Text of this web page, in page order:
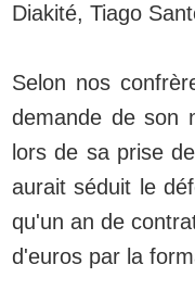
Diakité, Tiago
Selon nos
demande de son
lors de sa prise
aurait séduit le
qu'un an de
d'euros par la